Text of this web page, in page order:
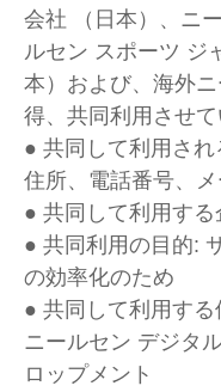
会社 （日本）、ニ
ルセン スポーツ ジ
本）および、海外
得、共同利用させて
● 共同して利用さ
住所、電話番号、
● 共同して利用す
● 共同利用の目的:
の効率化のため
● 共同して利用す
ニールセン デジタ
ロップメント